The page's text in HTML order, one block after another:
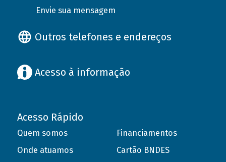
Envie sua mensagem
Outros telefones e endereços
Acesso à informação
Acesso Rápido
Quem somos
Onde atuamos
Financiamentos
Cartão BNDES